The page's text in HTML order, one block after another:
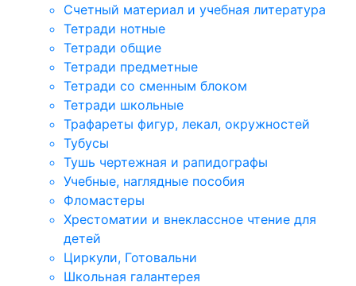
Счетный материал и учебная литература
Тетради нотные
Тетради общие
Тетради предметные
Тетради со сменным блоком
Тетради школьные
Трафареты фигур, лекал, окружностей
Тубусы
Тушь чертежная и рапидографы
Учебные, наглядные пособия
Фломастеры
Хрестоматии и внеклассное чтение для
детей
Циркули, Готовальни
Школьная галантерея